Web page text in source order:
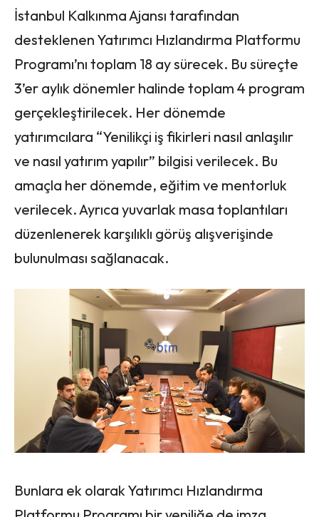
İstanbul Kalkınma Ajansı tarafından
desteklenen Yatırımcı Hızlandırma Platformu
Programı’nı toplam 18 ay sürecek. Bu süreçte
3’er aylık dönemler halinde toplam 4 program
gerçekleştirilecek. Her dönemde
yatırımcılara “Yenilikçi iş fikirleri nasıl anlaşılır
ve nasıl yatırım yapılır” bilgisi verilecek. Bu
amaçla her dönemde, eğitim ve mentorluk
verilecek. Ayrıca yuvarlak masa toplantıları
düzenlenerek karşılıklı görüş alışverişinde
bulunulması sağlanacak.
Bunlara ek olarak Yatırımcı Hızlandırma